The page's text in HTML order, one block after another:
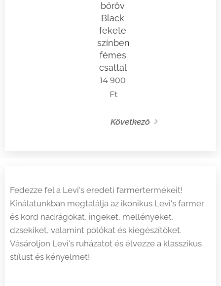
bőröv
Black
fekete
színben
fémes
csattal
14 900
Ft
Következő
Fedezze fel a Levi's eredeti farmertermékeit!
Kínálatunkban megtalálja az ikonikus Levi's farmer
és kord nadrágokat, ingeket, mellényeket,
dzsekiket, valamint pólókat és kiegészítőket.
Vásároljon Levi's ruházatot és élvezze a klasszikus
stílust és kényelmet!